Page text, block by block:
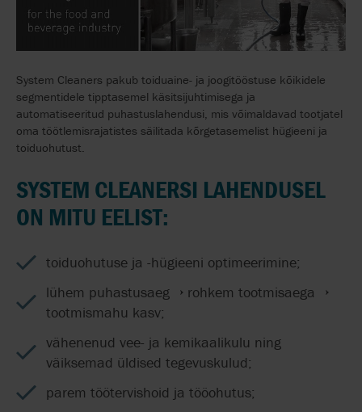
System Cleaners pakub toiduaine- ja joogitööstuse kõikidele
segmentidele tipptasemel käsitsijuhtimisega ja
automatiseeritud puhastuslahendusi, mis võimaldavad tootjatel
oma töötlemisrajatistes säilitada kõrgetasemelist hügieeni ja
toiduohutust.
SYSTEM CLEANERSI LAHENDUSEL
ON MITU EELIST:
toiduohutuse ja -hügieeni optimeerimine;
lühem puhastusaeg → rohkem tootmisaega →
tootmismahu kasv;
vähenenud vee- ja kemikaalikulu ning
väiksemad üldised tegevuskulud;
parem töötervishoid ja tööohutus;